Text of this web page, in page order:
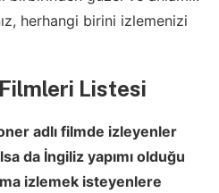
herhangi birini izlemenizi
Listesi
adlı filmde izleyenler
da İngiliz yapımı olduğu
izlemek isteyenlere